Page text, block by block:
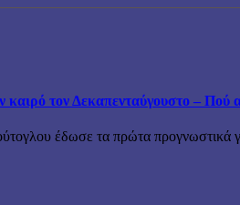
καιρό τον Δεκαπενταύγουστο – Πού
έδωσε τα πρώτα προγνωστικά